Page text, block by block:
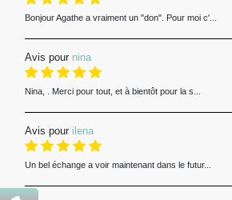
Bonjour Agathe a vraiment un "don". Pour moi c'...
Avis pour nina
Nina, . Merci pour tout, et à bientôt pour la s...
Avis pour ilena
Un bel échange a voir maintenant dans le futur...